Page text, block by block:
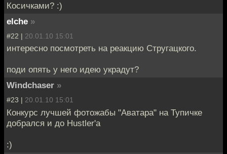
Косичками? :)
elche »
#22 | 20.01.10 15:01
интересно посмотреть на реакцию Стругацкого.
поди опять у него идею украдут?
Windchaser »
#23 | 20.01.10 15:01
Конкурс лучшей фотожабы "Аватара" на Тупичке
добрался и до Hustler'а
:)